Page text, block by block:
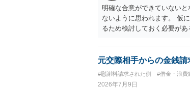
払いになる可能性はありま
を差し押さえられ、そこか
すので、その場合は分割払
円のみ和解交渉を続けるべ
する必要はないと考えられ
明確な合意ができていない
ないように思われます。 仮
るため検討しておく必要が
元交際相手からの金銭請
#慰謝料請求された側 #借金・浪費
2026年7月9日